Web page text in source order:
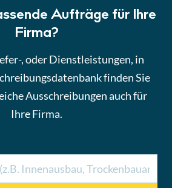
Aufträge für Ihre
Firma?
, oder Dienstleistungen, in
finden Sie
Ausschreibungen auch für
Ihre Firma.